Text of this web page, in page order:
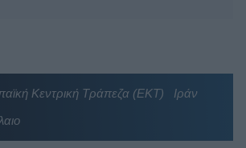
Κεντρική Τράπεζα (ΕΚΤ)
Ιράν